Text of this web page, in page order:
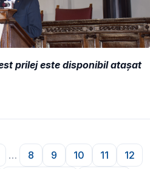
prilej este disponibil atașat
anterioară
…
Pagina
8
Pagina
9
Pagina
10
Pagina
11 12